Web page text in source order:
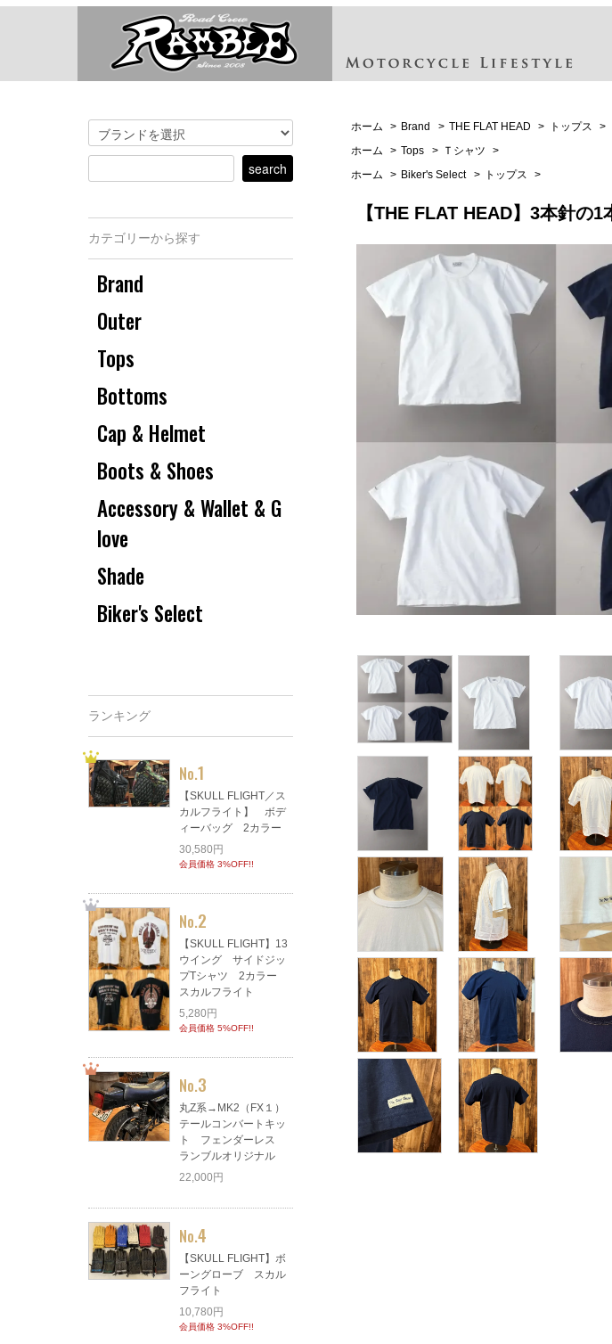
ホーム > Brand > THE FLAT HEAD > トップス
>
ホーム
> Tops > Ｔシャツ
>
ホーム
> Biker's Select > トップス >
【THE FLAT HEAD】3本針
カテゴリーから探す
Brand
Outer
Tops
Bottoms
Cap & Helmet
Boots & Shoes
Accessory & Wallet & G
love
Shade
Biker's Select
ランキング
No.1
【SKULL FLIGHT／ス
カルフライト】 ボデ
ィーバッグ 2カラー
30,580円
会員価格 3%OFF!!
No.2
【SKULL FLIGHT】13
ウイング サイドジッ
プTシャツ 2カラー
スカルフライト
5,280円
会員価格 5%OFF!!
No.3
丸Z系→MK2（FX１）
テールコンバートキッ
ト フェンダーレス
ランブルオリジナル
22,000円
No.4
【SKULL FLIGHT】ボ
ーングローブ スカル
フライト
10,780円
会員価格 3%OFF!!